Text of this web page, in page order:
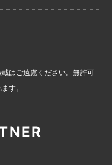
はご遠慮ください。無許可
す。